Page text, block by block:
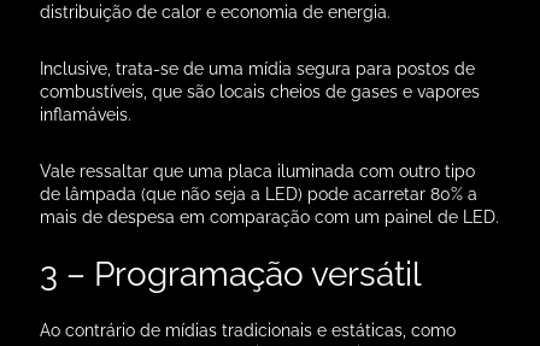
distribuição de calor e economia de energia.
Inclusive, trata-se de uma mídia segura para postos de
combustíveis, que são locais cheios de gases e vapores
inflamáveis.
Vale ressaltar que uma placa iluminada com outro tipo
de lâmpada (que não seja a LED) pode acarretar 80% a
mais de despesa em comparação com um painel de LED.
3 – Programação versátil
Ao contrário de mídias tradicionais e estáticas, como